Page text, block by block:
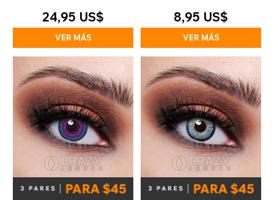
24,95 US$
VER MÁS
8,95 US$
VER MÁS